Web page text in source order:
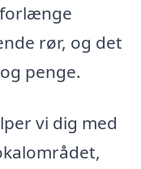
rør, og det
penge.
vi dig med